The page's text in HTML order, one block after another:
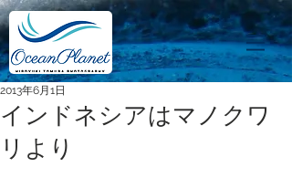
インドネシアはマノクワ
リより
2013年6月1日